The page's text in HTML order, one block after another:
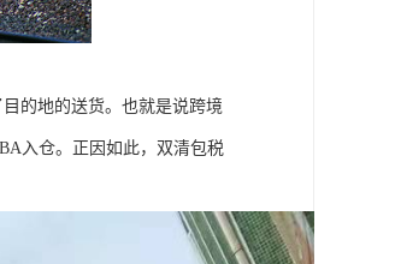
的地的送货。也就是说跨境
入仓。正因如此，双清包税